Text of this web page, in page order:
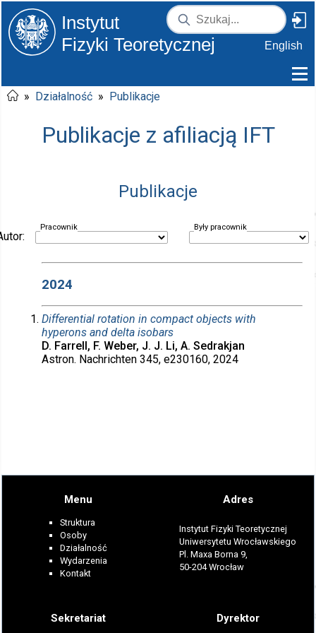
Instytut
Fizyki Teoretycznej
English
» Działalność » Publikacje
Publikacje z afiliacją IFT
Publikacje
Pracownik Były pracownik
2024
Differential rotation in compact objects with
hyperons and delta isobars
D. Farrell, F. Weber, J. J. Li, A. Sedrakjan
Astron. Nachrichten 345, e230160, 2024
Menu
Struktura
Osoby
Działalność
Wydarzenia
Kontakt
Adres
Instytut Fizyki Teoretycznej
Uniwersytetu Wrocławskiego
Pl. Maxa Borna 9,
50-204 Wrocław
Sekretariat Dyrektor